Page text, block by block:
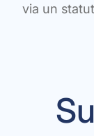
via un